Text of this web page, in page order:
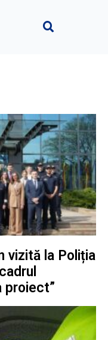
vizită la Poliția
proiect”